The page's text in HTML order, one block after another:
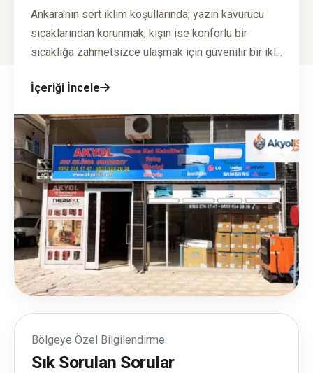
Ankara'nın sert iklim koşullarında; yazın kavurucu
sıcaklarından korunmak, kışın ise konforlu bir
sıcaklığa zahmetsizce ulaşmak için güvenilir bir ikl...
İçeriği İncele
Bölgeye Özel Bilgilendirme
Sık Sorulan Sorular